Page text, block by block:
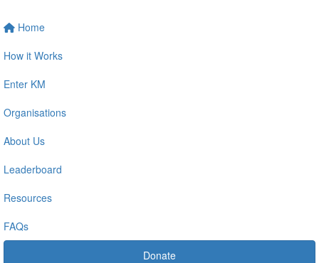
Home
How it Works
Enter KM
Organisations
About Us
Leaderboard
Resources
FAQs
Donate